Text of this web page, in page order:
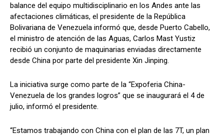
balance del equipo multidisciplinario en los Andes ante las
afectaciones climáticas, el presidente de la República
Bolivariana de Venezuela informó que, desde Puerto Cabello,
el ministro de atención de las Aguas, Carlos Mast Yustiz
recibió un conjunto de maquinarias enviadas directamente
desde China por parte del presidente Xin Jinping.
La iniciativa surge como parte de la “Expoferia China-
Venezuela de los grandes logros” que se inaugurará el 4 de
julio, informó el presidente.
“Estamos trabajando con China con el plan de las 7T, un plan